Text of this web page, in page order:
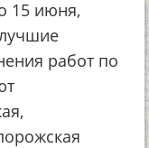
15 июня,
работ по